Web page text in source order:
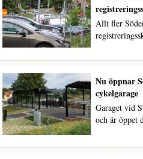
Allt fler
Nu öppnar
cykelgarage
Garaget vid
och är öppet